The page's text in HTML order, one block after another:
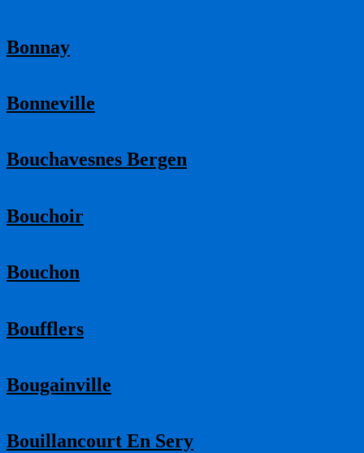
Bonnay
Bonneville
Bouchavesnes Bergen
Bouchoir
Bouchon
Boufflers
Bougainville
Bouillancourt En Sery